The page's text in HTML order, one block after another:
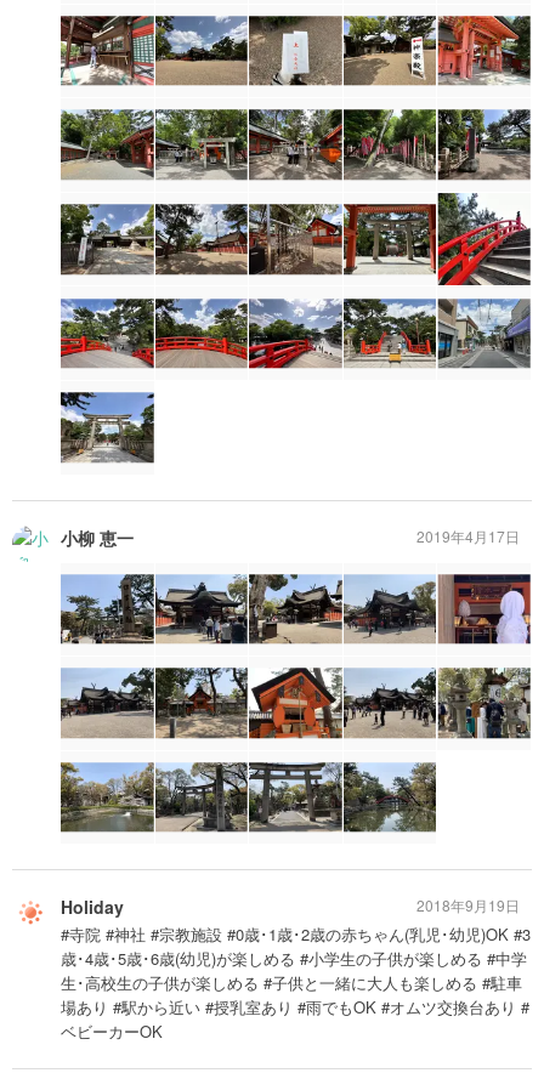
小柳 恵一 2019年4月17日
Holiday
#寺院 #神社 #宗教施設 #0歳･1歳･2歳の赤ちゃん(乳児･幼児)OK #3
歳･4歳･5歳･6歳(幼児)が楽しめる #小学生の子供が楽しめる #中学
生･高校生の子供が楽しめる #子供と一緒に大人も楽しめる #駐車
場あり #駅から近い #授乳室あり #雨でもOK #オムツ交換台あり #
ベビーカーOK
2018年9月19日